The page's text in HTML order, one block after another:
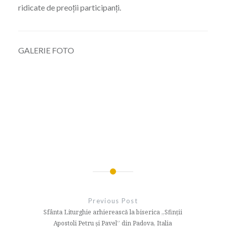
ridicate de preoții participanți.
GALERIE FOTO
articole
Previous Post
Sfânta Liturghie arhierească la biserica „Sfinții
Apostoli Petru și Pavel” din Padova, Italia